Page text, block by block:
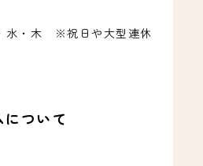
水・木 ※祝日や大型連休
について